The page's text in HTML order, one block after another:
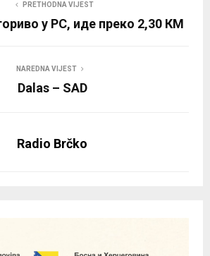
PRETHODNA VIJEST
у РС, иде преко 2,30 КМ
NAREDNA VIJEST
Dalas – SAD
Radio Brčko